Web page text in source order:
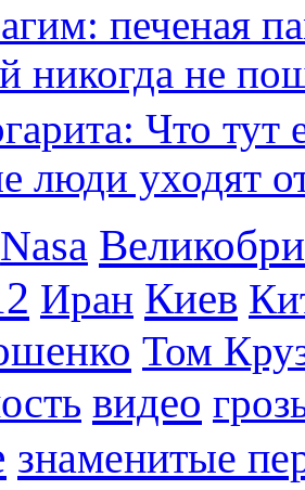
печеная
никогда не
Что
люди уходят
Nasa
Иран Киев
Том
видео
знаменитые